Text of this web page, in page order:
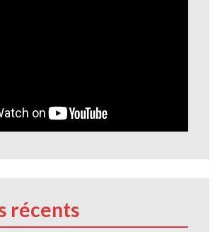
récents